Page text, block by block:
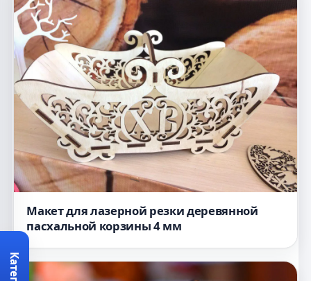
Макет для лазерной резки деревянной
пасхальной корзины 4 мм